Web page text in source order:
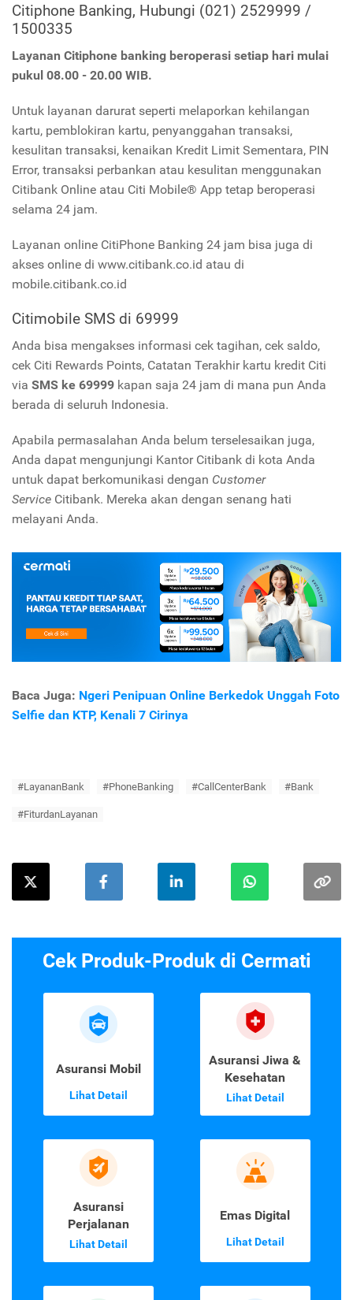
Citiphone Banking, Hubungi (021) 2529999 /
1500335
Layanan Citiphone banking beroperasi setiap hari mulai
pukul 08.00 - 20.00 WIB.
Untuk layanan darurat seperti melaporkan kehilangan
kartu, pemblokiran kartu, penyanggahan transaksi,
kesulitan transaksi, kenaikan Kredit Limit Sementara, PIN
Error, transaksi perbankan atau kesulitan menggunakan
Citibank Online atau Citi Mobile® App tetap beroperasi
selama 24 jam.
Layanan online CitiPhone Banking 24 jam bisa juga di
akses online di www.citibank.co.id atau di
mobile.citibank.co.id
Citimobile SMS di 69999
Anda bisa mengakses informasi cek tagihan, cek saldo,
cek Citi Rewards Points, Catatan Terakhir kartu kredit Citi
via SMS ke 69999 kapan saja 24 jam di mana pun Anda
berada di seluruh Indonesia.
Apabila permasalahan Anda belum terselesaikan juga,
Anda dapat mengunjungi Kantor Citibank di kota Anda
untuk dapat berkomunikasi dengan Customer
Service Citibank. Mereka akan dengan senang hati
melayani Anda.
Baca Juga: Ngeri Penipuan Online Berkedok Unggah Foto
Selfie dan KTP, Kenali 7 Cirinya
#LayananBank #PhoneBanking #CallCenterBank #Bank
#FiturdanLayanan
Cek Produk-Produk di Cermati
Asuransi Mobil
Lihat Detail
Asuransi Jiwa &
Kesehatan
Lihat Detail
Asuransi
Perjalanan
Lihat Detail
Emas Digital
Lihat Detail